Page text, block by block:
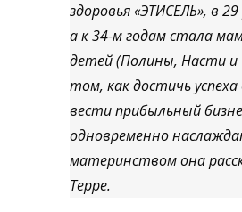
здоровья «ЭТИСЕЛЬ», в
а к 34-м годам стала
детей (Полины, Насти и
том, как достичь
вести прибыльный
одновременно
материнством она
Терре.